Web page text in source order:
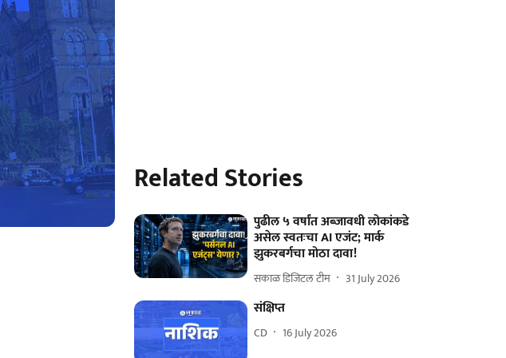
Related Stories
पुढील ५ वर्षांत अब्जावधी लोकांकडे
असेल स्वतःचा AI एजंट; मार्क
झुकरबर्गचा मोठा दावा!
सकाळ डिजिटल टीम 31 July 2026
संक्षिप्त
CD 16 July 2026